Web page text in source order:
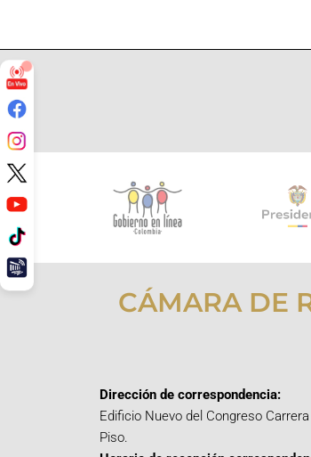
CÁMARA DE
Dirección de correspondencia:
Edificio Nuevo del Congreso
Piso.